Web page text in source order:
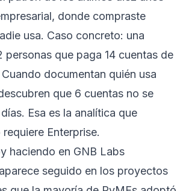
donde compraste
usa. Caso concreto: una
personas que paga 14 cuentas de
documentan quién usa
que 6 cuentas no se
Esa es la analítica que
Enterprise.
haciendo en GNB Labs
seguido en los proyectos